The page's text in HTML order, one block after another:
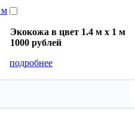
Экокожа в цвет 1.4 м х 1 м
1000 рублей
подробнее